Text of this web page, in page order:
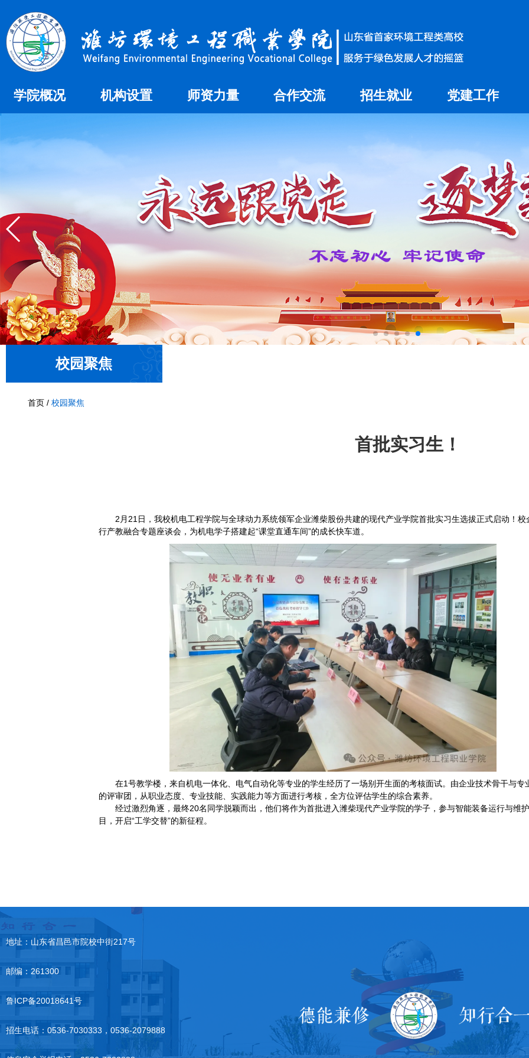
学院概况
学院荣誉
学院领导
机构设置 师资力量 合作交流 招生就业
招生信息网
党建工作
校园聚焦
首页 / 校园聚焦
首批实习生！
2月21日，我校机电工程学院与全球动力系统领军企业潍柴股份共建的现代产业学院首批实习生选拔正式启动！校
行产教融合专题座谈会，为机电学子搭建起“课堂直通车间”的成长快车道。
在1号教学楼，来自机电一体化、电气自动化等专业的学生经历了一场别开生面的考核面试。由企业技术骨干与专
的评审团，从职业态度、专业技能、实践能力等方面进行考核，全方位评估学生的综合素养。
经过激烈角逐，最终20名同学脱颖而出，他们将作为首批进入潍柴现代产业学院的学子，参与智能装备运行与维
目，开启“工学交替”的新征程。
地址：山东省昌邑市院校中街217号
邮编：261300
鲁ICP备20018641号
招生电话：0536-7030333，0536-2079888